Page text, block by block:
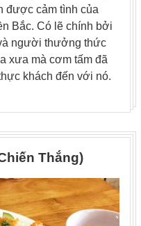
được cảm tình của
Bắc. Có lẽ chính bởi
người thưởng thức
xưa mà cơm tấm đã
khách đến với nó.
Thắng)